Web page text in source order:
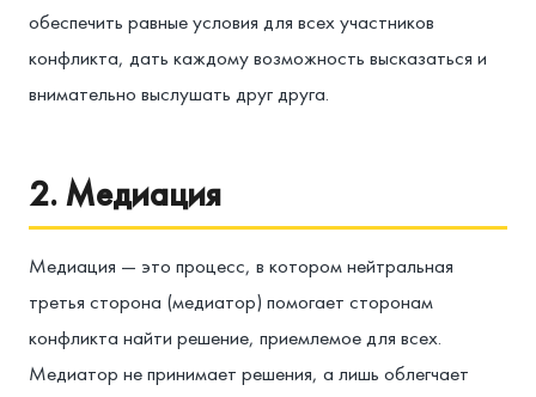
обеспечить равные условия для всех участников
конфликта, дать каждому возможность высказаться и
внимательно выслушать друг друга.
2. Медиация
Медиация — это процесс, в котором нейтральная
третья сторона (медиатор) помогает сторонам
конфликта найти решение, приемлемое для всех.
Медиатор не принимает решения, а лишь облегчает